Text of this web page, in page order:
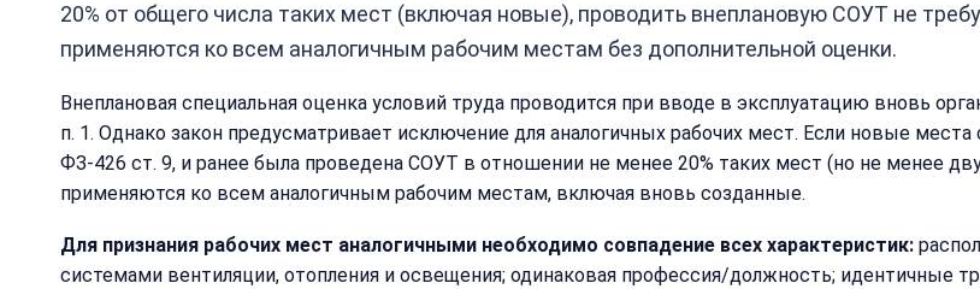
20% от общего числа таких мест (включая новые), проводить внеплановую СОУТ не
применяются ко всем аналогичным рабочим местам без дополнительной оценки.
Внеплановая специальная оценка условий труда проводится при вводе в эксплуатацию вновь
п. 1. Однако закон предусматривает исключение для аналогичных рабочих мест. Если новые
ФЗ-426 ст. 9, и ранее была проведена СОУТ в отношении не менее 20% таких мест (но не менее
применяются ко всем аналогичным рабочим местам, включая вновь созданные.
Для признания рабочих мест аналогичными необходимо совпадение всех характеристик:
системами вентиляции, отопления и освещения; одинаковая профессия/должность; идентичные